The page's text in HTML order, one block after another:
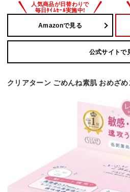
Amazonで見る
公式サイトで
クリアターン ごめんね素肌 おめざ